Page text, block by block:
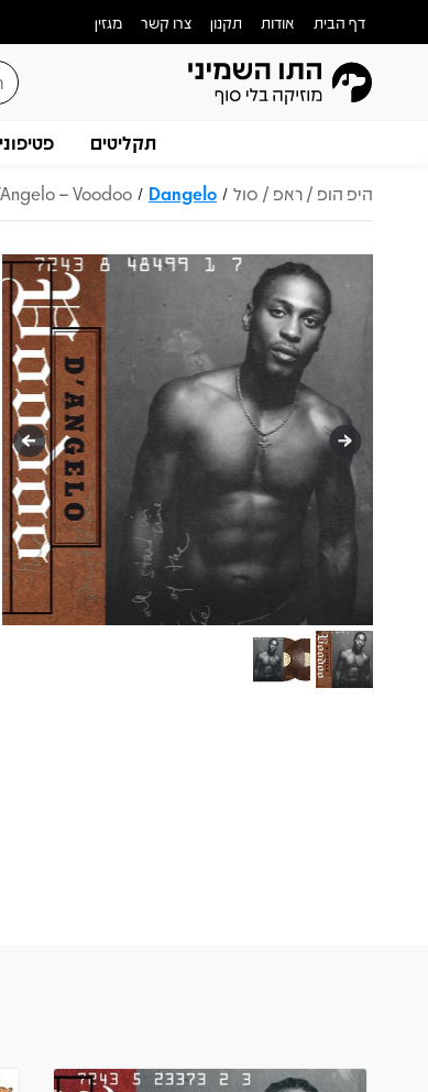
דף הבית אודות תקנון צרו קשר מגזין
תקליטים
היפ הופ / ראפ / סול /
Dangelo
/
– Voodoo